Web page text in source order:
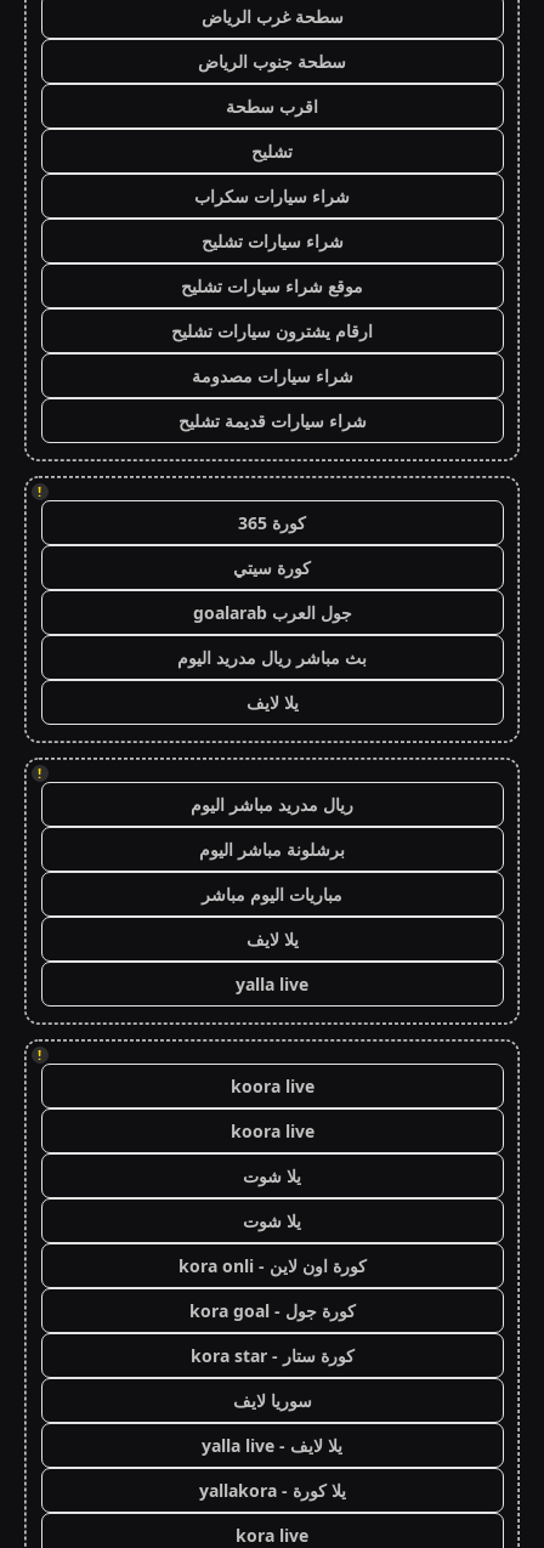
سطحة غرب الرياض
سطحة جنوب الرياض
اقرب سطحة
تشليح
شراء سيارات سكراب
شراء سيارات تشليح
موقع شراء سيارات تشليح
ارقام يشترون سيارات تشليح
شراء سيارات مصدومة
شراء سيارات قديمة تشليح
!
كورة 365
كورة سيتي
جول العرب goalarab
بث مباشر ريال مدريد اليوم
يلا لايف
!
ريال مدريد مباشر اليوم
برشلونة مباشر اليوم
مباريات اليوم مباشر
يلا لايف
yalla live
!
koora live
koora live
يلا شوت
يلا شوت
كورة اون لاين - kora onli
كورة جول - kora goal
كورة ستار - kora star
سوريا لايف
يلا لايف - yalla live
يلا كورة - yallakora
kora live